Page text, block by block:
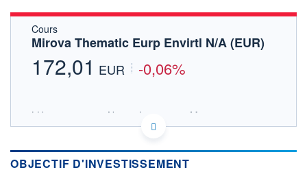
Cours
Mirova Thematic Eurp Envirtl N/A (EUR)
172,01 EUR -0,06%
LU0914733646 - Natixis Investment Managers
International
Consulter le prospectus / DIC
OBJECTIF D'INVESTISSEMENT